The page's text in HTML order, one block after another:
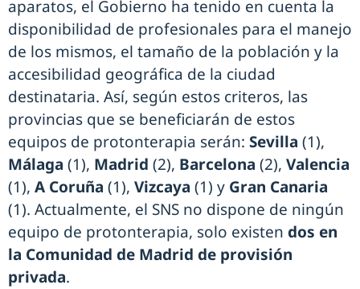
aparatos, el Gobierno ha tenido en cuenta la
disponibilidad de profesionales para el manejo
de los mismos, el tamaño de la población y la
accesibilidad geográfica de la ciudad
destinataria. Así, según estos criteros, las
provincias que se beneficiarán de estos
equipos de protonterapia serán: Sevilla (1),
Málaga (1), Madrid (2), Barcelona (2), Valencia
(1), A Coruña (1), Vizcaya (1) y Gran Canaria
(1). Actualmente, el SNS no dispone de ningún
equipo de protonterapia, solo existen dos en
la Comunidad de Madrid de provisión
privada.